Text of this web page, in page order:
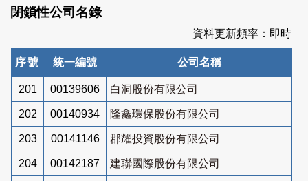
閉鎖性公司名錄
資料更新頻率：即時
序號 統一編號 公司名稱
201 00139606 白洞股份有限公司
202 00140934 隆鑫環保股份有限公司
203 00141146 郡耀投資股份有限公司
204 00142187 建聯國際股份有限公司